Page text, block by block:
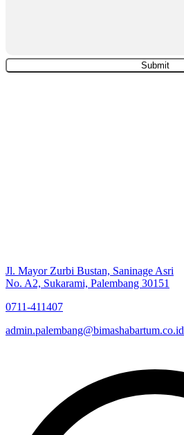
Jl. Mayor Zurbi Bustan, Saninage Asri
No. A2, Sukarami, Palembang 30151
0711-411407
admin.palembang@bimashabartum.co.id